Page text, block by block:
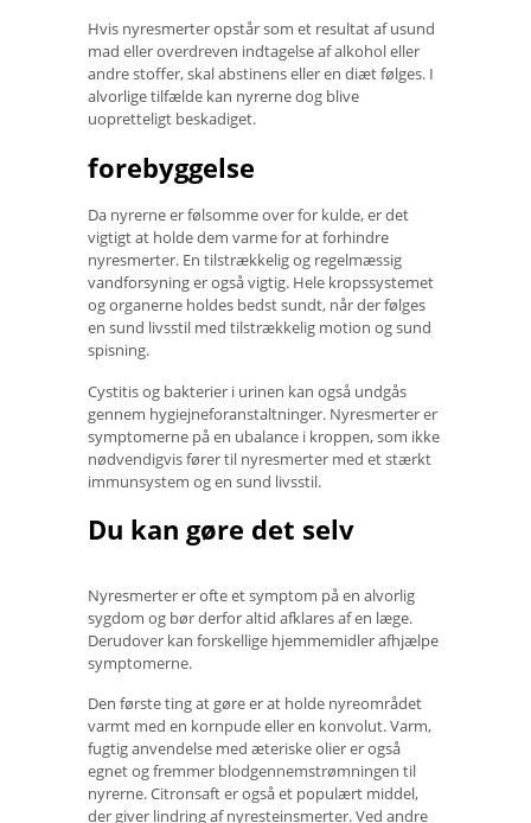
Hvis nyresmerter opstår som et resultat af usund
mad eller overdreven indtagelse af alkohol eller
andre stoffer, skal abstinens eller en diæt følges. I
alvorlige tilfælde kan nyrerne dog blive
uopretteligt beskadiget.
forebyggelse
Da nyrerne er følsomme over for kulde, er det
vigtigt at holde dem varme for at forhindre
nyresmerter. En tilstrækkelig og regelmæssig
vandforsyning er også vigtig. Hele kropssystemet
og organerne holdes bedst sundt, når der følges
en sund livsstil med tilstrækkelig motion og sund
spisning.
Cystitis og bakterier i urinen kan også undgås
gennem hygiejneforanstaltninger. Nyresmerter er
symptomerne på en ubalance i kroppen, som ikke
nødvendigvis fører til nyresmerter med et stærkt
immunsystem og en sund livsstil.
Du kan gøre det selv
Nyresmerter er ofte et symptom på en alvorlig
sygdom og bør derfor altid afklares af en læge.
Derudover kan forskellige hjemmemidler afhjælpe
symptomerne.
Den første ting at gøre er at holde nyreområdet
varmt med en kornpude eller en konvolut. Varm,
fugtig anvendelse med æteriske olier er også
egnet og fremmer blodgennemstrømningen til
nyrerne. Citronsaft er også et populært middel,
der giver lindring af nyresteinsmerter. Ved andre